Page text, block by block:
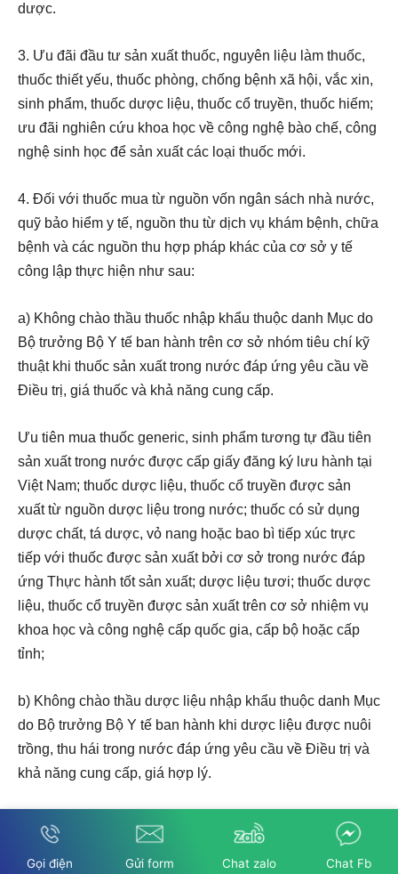
dược.
3. Ưu đãi đầu tư sản xuất thuốc, nguyên liệu làm thuốc,
thuốc thiết yếu, thuốc phòng, chống bệnh xã hội, vắc xin,
sinh phẩm, thuốc dược liệu, thuốc cổ truyền, thuốc hiếm;
ưu đãi nghiên cứu khoa học về công nghệ bào chế, công
nghệ sinh học để sản xuất các loại thuốc mới.
4. Đối với thuốc mua từ nguồn vốn ngân sách nhà nước,
quỹ bảo hiểm y tế, nguồn thu từ dịch vụ khám bệnh, chữa
bệnh và các nguồn thu hợp pháp khác của cơ sở y tế
công lập thực hiện như sau:
a) Không chào thầu thuốc nhập khẩu thuộc danh Mục do
Bộ trưởng Bộ Y tế ban hành trên cơ sở nhóm tiêu chí kỹ
thuật khi thuốc sản xuất trong nước đáp ứng yêu cầu về
Điều trị, giá thuốc và khả năng cung cấp.
Ưu tiên mua thuốc generic, sinh phẩm tương tự đầu tiên
sản xuất trong nước được cấp giấy đăng ký lưu hành tại
Việt Nam; thuốc dược liệu, thuốc cổ truyền được sản
xuất từ nguồn dược liệu trong nước; thuốc có sử dụng
dược chất, tá dược, vỏ nang hoặc bao bì tiếp xúc trực
tiếp với thuốc được sản xuất bởi cơ sở trong nước đáp
ứng Thực hành tốt sản xuất; dược liệu tươi; thuốc dược
liệu, thuốc cổ truyền được sản xuất trên cơ sở nhiệm vụ
khoa học và công nghệ cấp quốc gia, cấp bộ hoặc cấp
tỉnh;
b) Không chào thầu dược liệu nhập khẩu thuộc danh Mục
do Bộ trưởng Bộ Y tế ban hành khi dược liệu được nuôi
trồng, thu hái trong nước đáp ứng yêu cầu về Điều trị và
khả năng cung cấp, giá hợp lý.
Chính phủ quy định về giá hợp lý tại Điểm này;
c) Ưu tiên mua thuốc thuộc Danh Mục sản phẩm quốc
Gọi điện Gửi form Chat zalo Chat Fb